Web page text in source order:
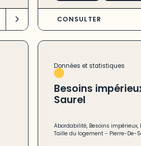
CONSULTER
Données et statistiques
Besoins
Saurel
Abordabilité, Besoins impérieux,
Taille du logement - Pierre-De-